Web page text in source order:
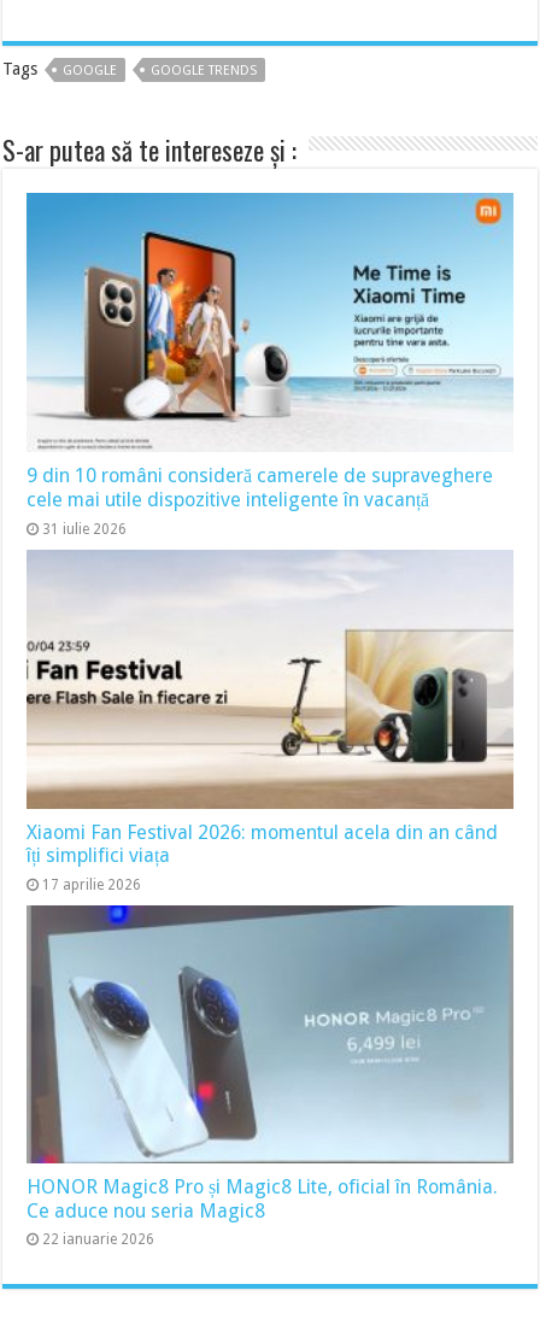
Tags GOOGLE GOOGLE TRENDS
S-ar putea să te intereseze și :
9 din 10 români consideră camerele de supraveghere
cele mai utile dispozitive inteligente în vacanță
31 iulie 2026
Xiaomi Fan Festival 2026: momentul acela din an când
îți simplifici viața
17 aprilie 2026
HONOR Magic8 Pro și Magic8 Lite, oficial în România.
Ce aduce nou seria Magic8
22 ianuarie 2026